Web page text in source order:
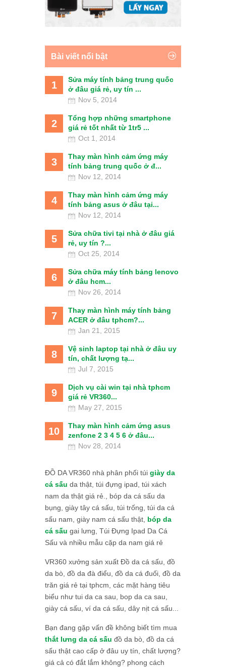
Bài viết nổi bật
1
Sửa máy tính bảng trung quốc
ở đâu giá rẻ, uy tín ...
Nov 5, 2014
2
Tổng hợp những smartphone
giá rẻ tốt nhất từ 1tr5 ...
Oct 1, 2014
3
Thay màn hình cảm ứng máy
tính bảng trung quốc ở đ...
Nov 12, 2014
4
Thay màn hình cảm ứng máy
tính bảng asus ở đâu tại...
Nov 12, 2014
5
Sửa chữa tivi tại nhà ở đâu giá
rẻ, uy tín ?...
Oct 25, 2014
6
Sửa chữa máy tính bảng lenovo
ở đâu hcm...
Nov 26, 2014
7
Thay màn hình máy tính bảng
ACER ở đâu tphcm?...
Jan 21, 2015
8
Vệ sinh laptop tại nhà ở đâu uy
tín, chất lượng tạ...
Jul 7, 2015
9
Dịch vụ cài win tại nhà tphcm
giá rẻ VR360...
May 27, 2015
10
Thay màn hình cảm ứng asus
zenfone 2 3 4 5 6 ở đâu...
Nov 28, 2014
ĐỒ DA VR360 nhà phân phối túi giày da
cá sấu da thật, túi đựng ipad, túi xách
nam da thật giá rẻ., bóp da cá sấu da
bụng, giày tây cá sấu, túi trống, túi da cá
sấu nam, giày nam cá sấu thật, bóp da
cá sấu gai lưng, Túi Đựng Ipad Da Cá
Sấu và nhiều mẫu cặp da nam giá rẻ
VR360 xưởng sản xuất Đồ da cá sấu, đồ
da bò, đồ da đà điểu, đồ da cá đuối, đồ da
trăn giá rẻ tại tphcm, các mặt hàng tiêu
biểu như tui da ca sau, bop da ca sau,
giày cá sấu, ví da cá sấu, dây nịt cá sấu...
Bạn đang gặp vấn đề không biết tìm mua
thắt lưng da cá sấu đồ da bò, đồ da cá
sấu thật cao cấp ở đâu uy tín, chất lượng?
giá cả có đắt lắm không? phong cách